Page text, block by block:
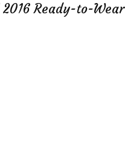
2016 Ready-to-Wear